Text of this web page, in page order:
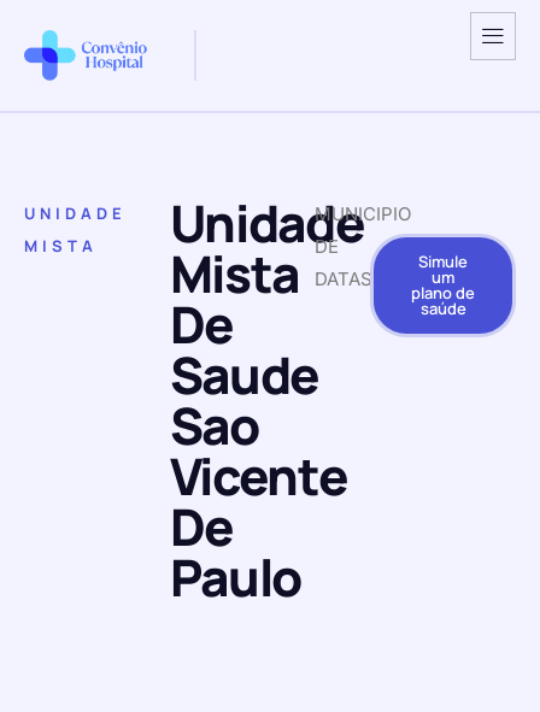
UNIDADE
MISTA
Unidade
Mista
De
Saude
Sao
Vicente
De
Paulo
MUNICIPIO
DE
DATAS
Simule
um
plano de
saúde